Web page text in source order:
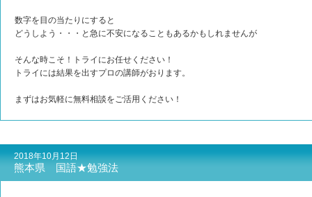
数字を目の当たりにすると
どうしよう・・・と急に不安になることもあるかもしれませんが
そんな時こそ！トライにお任せください！
トライには結果を出すプロの講師がおります。
まずはお気軽に無料相談をご活用ください！
2018年10月12日
熊本県 国語★勉強法